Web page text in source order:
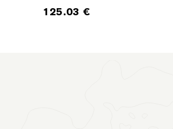
125.03 €